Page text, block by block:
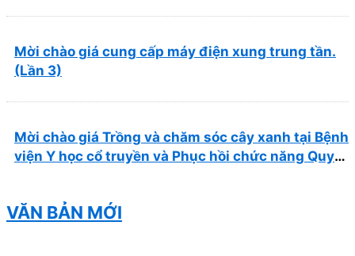
Mời chào giá cung cấp máy điện xung trung tần.
(Lần 3)
Mời chào giá Trồng và chăm sóc cây xanh tại Bệnh
viện Y học cổ truyền và Phục hồi chức năng Quy
VĂN BẢN MỚI